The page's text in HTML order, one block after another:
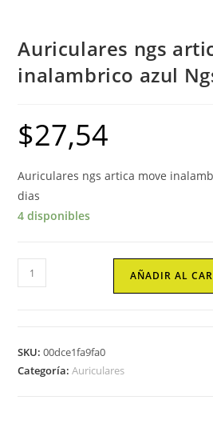
Auriculares ngs
inalambrico azul
$27,54
Auriculares ngs artica move
dias
4 disponibles
Auriculares
ngs
inalambrico
azul
AÑADIR AL
SKU:00dce1fa9fa0
Categoría:Auriculares